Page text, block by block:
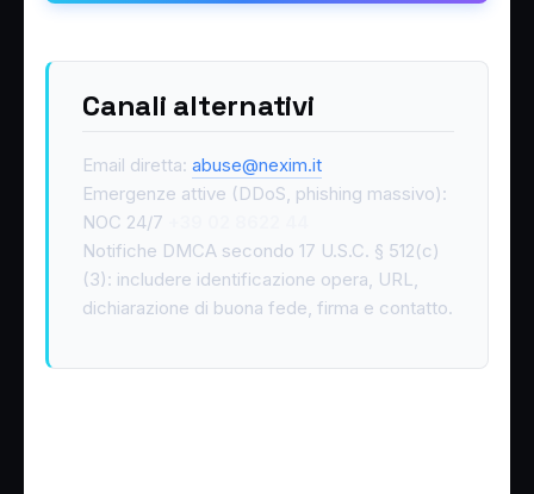
Canali alternativi
Email diretta: abuse@nexim.it
Emergenze attive (DDoS, phishing massivo):
NOC 24/7
Notifiche DMCA secondo 17 U.S.C. § 512(c)
(3): includere identificazione opera, URL,
dichiarazione di buona fede, firma e contatto.